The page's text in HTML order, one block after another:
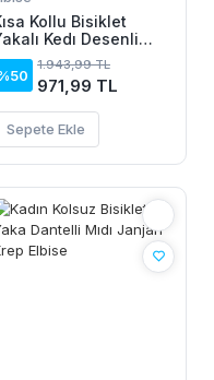
Kollu Bisiklet
Kedı Desenli
Vıskon Elbise
1.943,99 TL
971,99 TL
Sepete Ekle